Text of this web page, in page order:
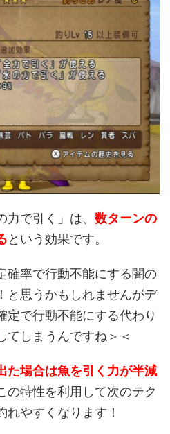
で引く」は、 数ターンの
という効果です。
確率で行動不能にする闇の
と思うかもしれませんがデ
定で行動不能にする代わり
てしまうんですね＞＜
た場合は魚を引く力が半減
の特性を利用して次のテク
やすくなります！